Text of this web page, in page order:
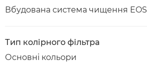
Вбудована система чищення EOS
Тип колірного фільтра
Основні кольори